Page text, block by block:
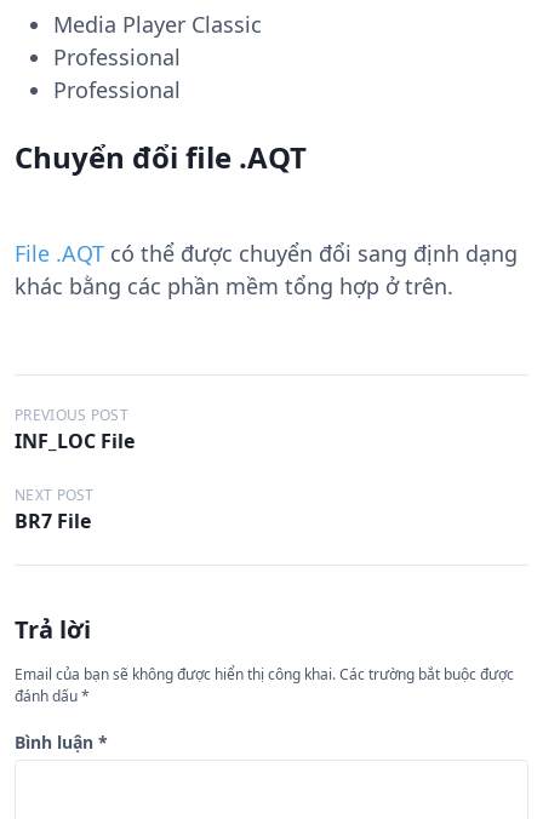
Media Player Classic
Professional
Professional
Chuyển đổi file .AQT
File .AQT có thể được chuyển đổi sang định dạng
khác bằng các phần mềm tổng hợp ở trên.
Đ
i
ề
u
h
ớ
n
g
b
PREVIOUS POST
INF_LOC File
NEXT POST
BR7 File
Trả lời
Email của bạn sẽ không được hiển thị công khai.Các trường bắt buộc được
đánh dấu*
Bình luận *